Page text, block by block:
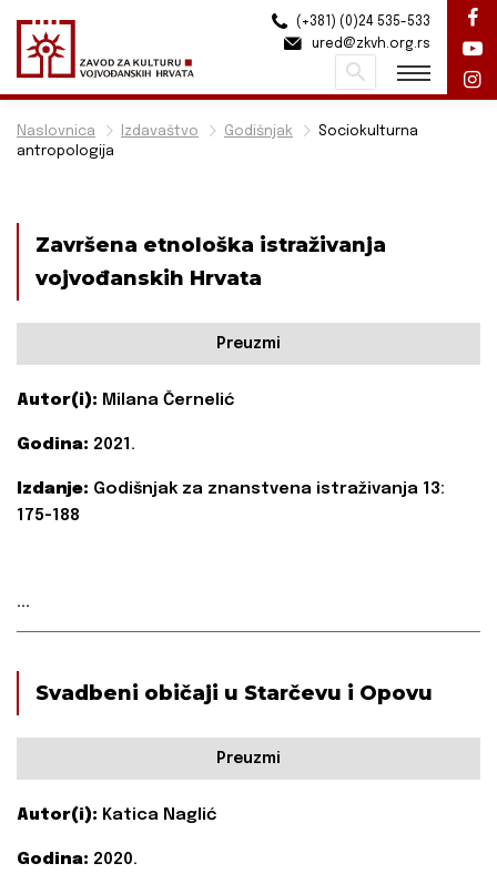
Naslovnica Izdavaštvo Godišnjak
Sociokulturna
antropologija
Završena etnološka istraživanja
vojvođanskih Hrvata
Preuzmi
Autor(i): Milana Černelić
Godina: 2021.
Izdanje: Godišnjak za znanstvena istraživanja 13:
175-188
...
Svadbeni običaji u Starčevu i Opovu
Preuzmi
Autor(i): Katica Naglić
Godina: 2020.
(+381) (0)24 535-533
ured@zkvh.org.rs
Pretraži